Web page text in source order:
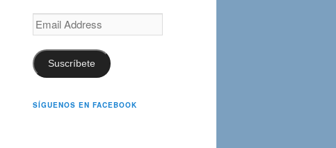
Email
Address
Suscríbete
SÍGUENOS EN FACEBOOK